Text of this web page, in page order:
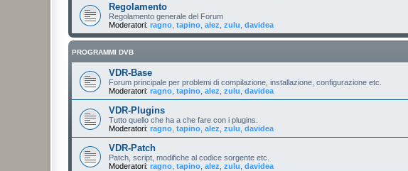
Regolamento
Regolamento generale del Forum
Moderatori: ragno tapino alez zulu davidea
PROGRAMMI DVB
VDR-Base
Forum principale per problemi di compilazione, installazione, configurazione etc.
Moderatori: ragno tapino alez zulu davidea
VDR-Plugins
Tutto quello che ha a che fare con i plugins.
Moderatori: ragno tapino alez zulu davidea
VDR-Patch
Patch, script, modifiche al codice sorgente etc.
Moderatori: ragno tapino alez zulu davidea